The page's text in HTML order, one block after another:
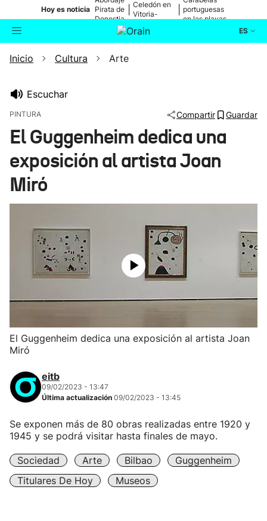
Hoy es noticia Pirata de
Donostia
Celedón en
Vitoria-
portuguesas
en las playas
ES
Buscador Actualidad
Ikusmiran
Inicio Cultura Arte
Escuchar
PINTURA Compartir Guardar
El Guggenheim dedica una
exposición al artista Joan
Miró
El Guggenheim dedica una exposición al artista Joan
Miró
eitb
09/02/2023 - 13:47
Última actualización 09/02/2023 - 13:45
Se exponen más de 80 obras realizadas entre 1920 y
1945 y se podrá visitar hasta finales de mayo.
Sociedad Arte Bilbao
Guggenheim
Titulares De Hoy
Museos